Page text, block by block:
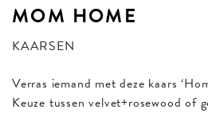
MOM HOME
KAARSEN
Verras iemand met deze kaars
Keuze tussen velvet+rosewood of